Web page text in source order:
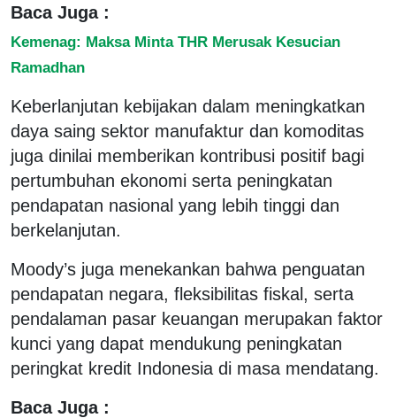
Baca Juga :
Kemenag: Maksa Minta THR Merusak Kesucian
Ramadhan
Keberlanjutan kebijakan dalam meningkatkan
daya saing sektor manufaktur dan komoditas
juga dinilai memberikan kontribusi positif bagi
pertumbuhan ekonomi serta peningkatan
pendapatan nasional yang lebih tinggi dan
berkelanjutan.
Moody’s juga menekankan bahwa penguatan
pendapatan negara, fleksibilitas fiskal, serta
pendalaman pasar keuangan merupakan faktor
kunci yang dapat mendukung peningkatan
peringkat kredit Indonesia di masa mendatang.
Baca Juga :